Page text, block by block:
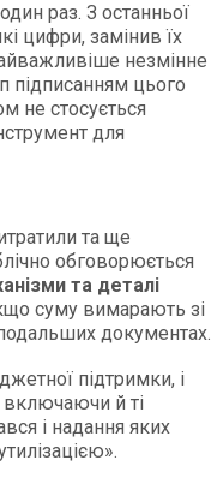
раз. З останньої
цифри, замінив їх
незмінне
підписанням цього
не стосується
для
та ще
обговорюється
та деталі
суму вимарають зі
документах.
підтримки, і
включаючи й ті
і надання яких